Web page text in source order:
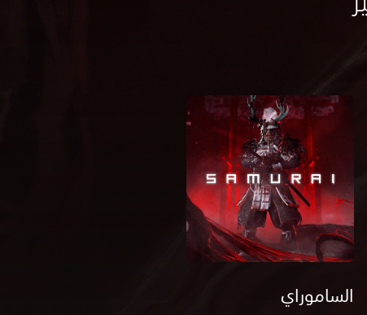
الساموراي